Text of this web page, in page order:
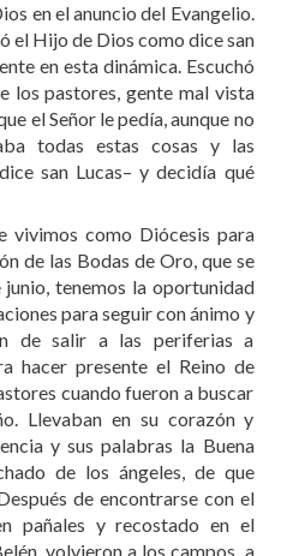
en el anuncio del Evangelio.
el Hijo de Dios como dice san
en esta dinámica. Escuchó
los pastores, gente mal vista
el Señor le pedía, aunque no
todas estas cosas y las
san Lucas– y decidía qué
vivimos como Diócesis para
de las Bodas de Oro, que se
tenemos la oportunidad
para seguir con ánimo y
de salir a las periferias a
hacer presente el Reino de
cuando fueron a buscar
Llevaban en su corazón y
y sus palabras la Buena
de los ángeles, de que
de encontrarse con el
pañales y recostado en el
volvieron a los campos, a